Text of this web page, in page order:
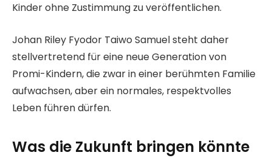
Kinder ohne Zustimmung zu veröffentlichen.
Johan Riley Fyodor Taiwo Samuel steht daher
stellvertretend für eine neue Generation von
Promi-Kindern, die zwar in einer berühmten Familie
aufwachsen, aber ein normales, respektvolles
Leben führen dürfen.
Was die Zukunft bringen könnte